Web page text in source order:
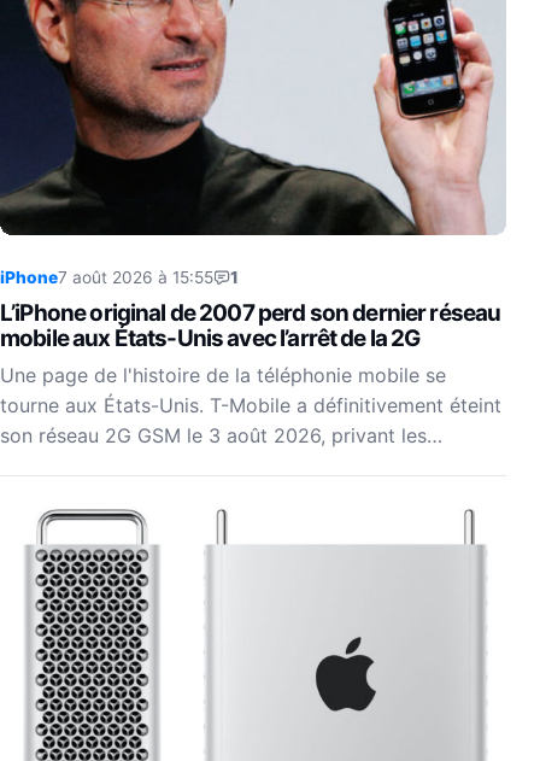
iPhone7 août 2026 à 15:55 1
L’iPhone original de 2007 perd son dernier réseau
mobile aux États-Unis avec l’arrêt de la 2G
Une page de l'histoire de la téléphonie mobile se
tourne aux États-Unis. T-Mobile a définitivement éteint
son réseau 2G GSM le 3 août 2026, privant les…